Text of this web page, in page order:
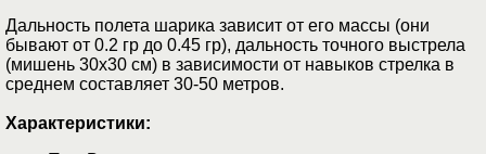
Дальность полета шарика зависит от его массы (они
бывают от 0.2 гр до 0.45 гр), дальность точного выстрела
(мишень 30х30 см) в зависимости от навыков стрелка в
среднем составляет 30-50 метров.
Характеристики: